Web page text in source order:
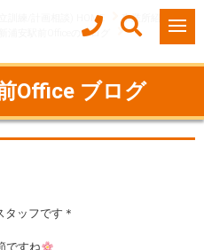
訓練/計画相談) HOME
事業所紹介
新浦安駅前Officeのブログ
Office ブログ
ッフです＊
ですね